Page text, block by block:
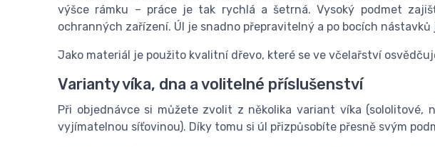
výšce rámku – práce je tak rychlá a šetrná. Vysoký podmet
ochranných zařízení. Úl je snadno přepravitelný a po bocích
Jako materiál je použito kvalitní dřevo, které se ve včelařství
Varianty víka, dna a volitelné příslušenství
Při objednávce si můžete zvolit z několika variant víka (sololitové,
vyjímatelnou síťovinou). Díky tomu si úl přizpůsobíte přesně svým